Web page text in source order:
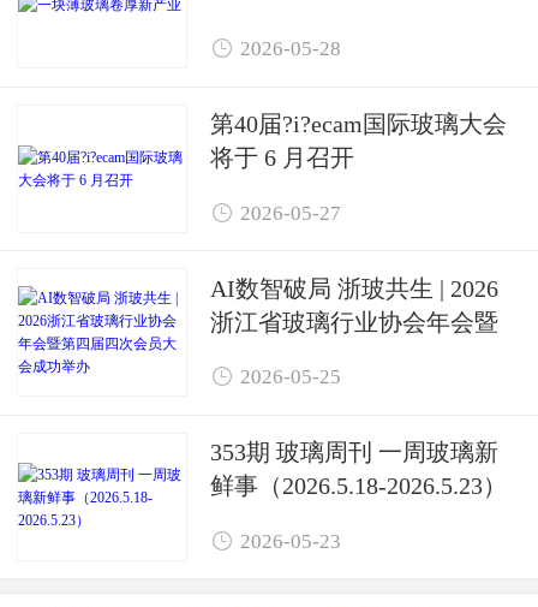
 2026-05-28
第40届?i?ecam国际玻璃大会
将于 6 月召开
 2026-05-27
AI数智破局 浙玻共生 | 2026
浙江省玻璃行业协会年会暨
办
 2026-05-25
353期 玻璃周刊 一周玻璃新
鲜事（2026.5.18-2026.5.23）
 2026-05-23